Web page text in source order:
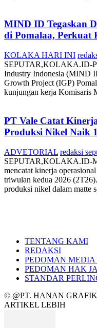
MIND ID Tegaskan
di Pomalaa, Perkuat
KOLAKA HARI INI
SEPUTAR,KOLAKA.ID-
Industry Indonesia (MIND
Growth Project (IGP)
kunjungan kerja Komisaris
PT Vale Catat
Produksi Nikel Naik
ADVETORIAL redaksi
SEPUTAR,KOLAKA.ID-
mencatat kinerja
triwulan kedua 2026
produksi nikel dalam matte
TENTANG KAMI
REDAKSI
PEDOMAN MEDIA
PEDOMAN HAK
STANDAR
© @PT. HANAN
ARTIKEL LEBIH